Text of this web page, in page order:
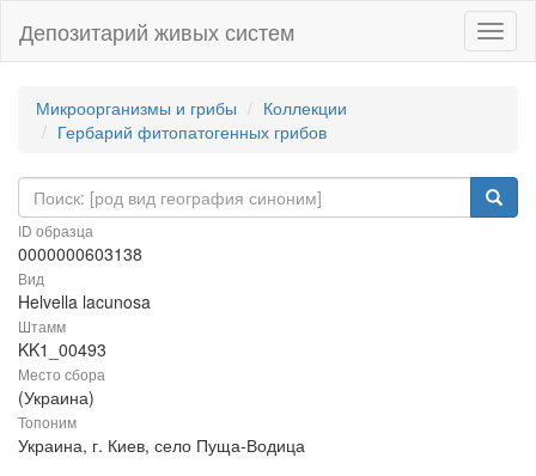
Депозитарий живых систем
Микроорганизмы и грибы
Коллекции
Гербарий фитопатогенных грибов
ID образца
0000000603138
Вид
Helvella lacunosa
Штамм
KK1_00493
Место сбора
(Украина)
Топоним
Украина, г. Киев, село Пуща-Водица